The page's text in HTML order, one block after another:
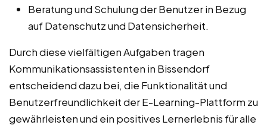
Beratung und Schulung der Benutzer in Bezug
auf Datenschutz und Datensicherheit.
Durch diese vielfältigen Aufgaben tragen
Kommunikationsassistenten in Bissendorf
entscheidend dazu bei, die Funktionalität und
Benutzerfreundlichkeit der E-Learning-Plattform zu
gewährleisten und ein positives Lernerlebnis für alle